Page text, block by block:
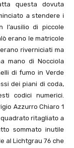
questa dovuta
a stendere i
di piccole
erano le matricole
riverniciati ma
mano di Nocciola
di fumo in Verde
dei piani di coda,
codici numerici.
Azzurro Chiaro 1
ritagliato a
sommato inutile
al Lichtgrau 76 che